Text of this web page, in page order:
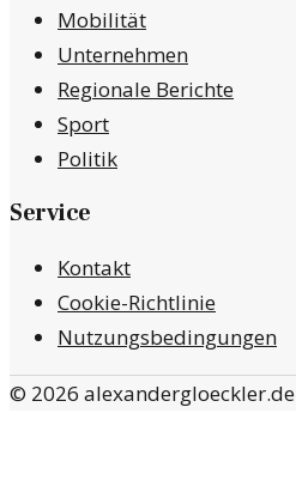
Mobilität
Unternehmen
Regionale Berichte
Sport
Politik
Service
Kontakt
Cookie-Richtlinie
Nutzungsbedingungen
© 2026 alexandergloeckler.de